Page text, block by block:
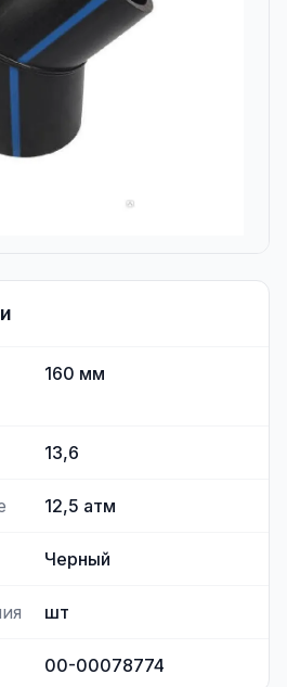
160 мм
13,6
12,5 атм
Черный
шт
00-00078774